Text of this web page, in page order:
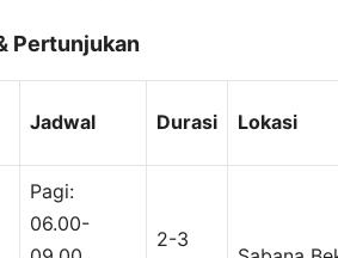
Pertunjukan
Jadwal Durasi Lokasi
Pagi:
06.00-
2-3